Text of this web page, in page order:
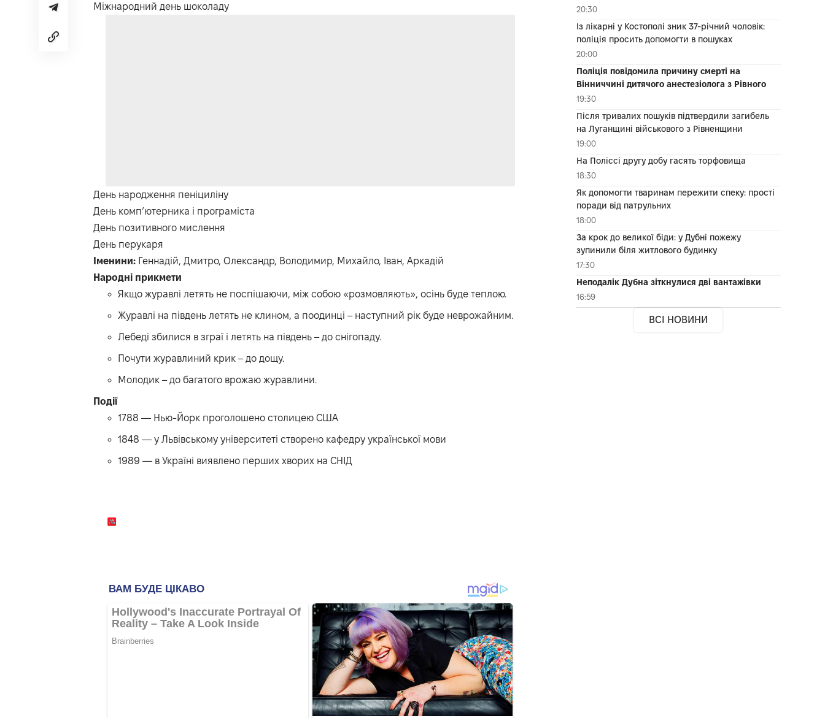
Міжнародний день шоколаду
День народження пеніциліну
День комп’ютерника і програміста
День позитивного мислення
День перукаря
Іменини: Геннадій, Дмитро, Олександр, Володимир, Михайло, Іван, Аркадій
Народні прикмети
Якщо журавлі летять не поспішаючи, між собою «розмовляють», осінь буде теплою.
Журавлі на південь летять не клином, а поодинці – наступний рік буде неврожайним.
Лебеді збилися в зграї і летять на південь – до снігопаду.
Почути журавлиний крик – до дощу.
Молодик – до багатого врожаю журавлини.
Події
1788 — Нью-Йорк проголошено столицею США
1848 — у Львівському університеті створено кафедру української мови
1989 — в Україні виявлено перших хворих на СНІД
20:30
Із лікарні у Костополі зник 37-річний чоловік:
поліція просить допомогти в пошуках
20:00
Поліція повідомила причину смерті на
Вінниччині дитячого анестезіолога з Рівного
19:30
Після тривалих пошуків підтвердили загибель
на Луганщині військового з Рівненщини
19:00
На Поліссі другу добу гасять торфовища
18:30
Як допомогти тваринам пережити спеку: прості
поради від патрульних
18:00
За крок до великої біди: у Дубні пожежу
зупинили біля житлового будинку
17:30
Неподалік Дубна зіткнулися дві вантажівки
16:59
ВСІ НОВИНИ